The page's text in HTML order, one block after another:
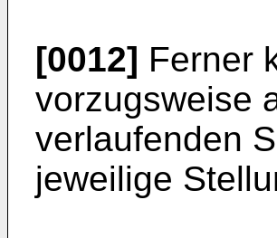
[0012] Ferner
vorzugsweise
verlaufenden
jeweilige